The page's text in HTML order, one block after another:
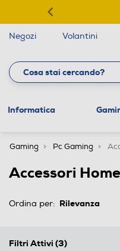
Negozi Volantini
Informatica
Gaming Pc Gaming
Accessori
Ordina per:
Filtri Attivi (3)